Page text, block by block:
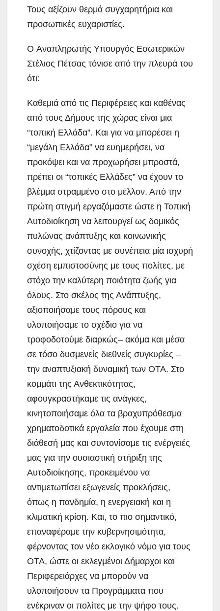
Τους αξίζουν θερμά συγχαρητήρια και
προσωπικές ευχαριστίες.
Ο Αναπληρωτής Υπουργός Εσωτερικών
Στέλιος Πέτσας τόνισε από την πλευρά του
ότι:
Καθεμιά από τις Περιφέρειες και καθένας
από τους Δήμους της χώρας είναι μια
“τοπική Ελλάδα”. Και για να μπορέσει η
“μεγάλη Ελλάδα” να ευημερήσει, να
προκόψει και να προχωρήσει μπροστά,
πρέπει οι “τοπικές Ελλάδες” να έχουν το
βλέμμα στραμμένο στο μέλλον. Από την
πρώτη στιγμή εργαζόμαστε ώστε η Τοπική
Αυτοδιοίκηση να λειτουργεί ως δομικός
πυλώνας ανάπτυξης και κοινωνικής
συνοχής, χτίζοντας με συνέπεια μία ισχυρή
σχέση εμπιστοσύνης με τους πολίτες, με
στόχο την καλύτερη ποιότητα ζωής για
όλους. Στο σκέλος της Ανάπτυξης,
αξιοποιήσαμε τους πόρους και
υλοποιήσαμε το σχέδιο για να
τροφοδοτούμε διαρκώς– ακόμα και μέσα
σε τόσο δυσμενείς διεθνείς συγκυρίες –
την αναπτυξιακή δυναμική των ΟΤΑ. Στο
κομμάτι της Ανθεκτικότητας,
αφουγκραστήκαμε τις ανάγκες,
κινητοποιήσαμε όλα τα βραχυπρόθεσμα
χρηματοδοτικά εργαλεία που έχουμε στη
διάθεσή μας και συντονίσαμε τις ενέργειές
μας για την ουσιαστική στήριξη της
Αυτοδιοίκησης, προκειμένου να
αντιμετωπίσει εξωγενείς προκλήσεις,
όπως η πανδημία, η ενεργειακή και η
κλιματική κρίση. Και, το πιο σημαντικό,
επαναφέραμε την κυβερνησιμότητα,
φέρνοντας τον νέο εκλογικό νόμο για τους
ΟΤΑ, ώστε οι εκλεγμένοι Δήμαρχοι και
Περιφερειάρχες να μπορούν να
υλοποιήσουν τα Προγράμματα που
ενέκριναν οι πολίτες με την ψήφο τους.